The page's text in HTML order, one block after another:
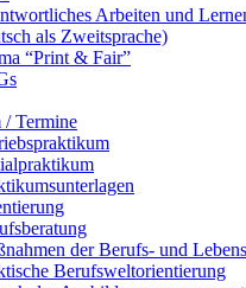
Arbeiten und
als Zweitsprache)
“Print & Fair”
/ Termine
der Berufs- und
Berufsweltorientierung